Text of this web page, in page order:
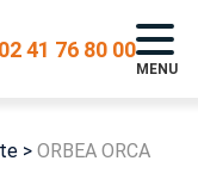
02 41 76 80 00
MENU
> ORBEA ORCA